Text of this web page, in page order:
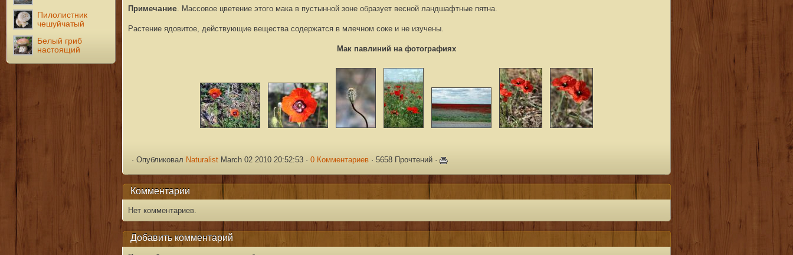
Пилолистник
чешуйчатый
Белый гриб
настоящий
Примечание. Массовое цветение этого мака в пустынной зоне образует весной ландшафтные пятна.
Растение ядовитое, действующие вещества содержатся в млечном соке и не изучены.
Мак павлиний на фотографиях
· Опубликовал Naturalist March 02 2010 20:52:53 ·0 Комментариев · 5658 Прочтений ·
Комментарии
Нет комментариев.
Добавить комментарий